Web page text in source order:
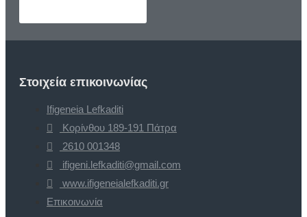
Στοιχεία επικοινωνίας
Ifigeneia Lefkaditi
Κορίνθου 189-191 Πάτρα
2610 001348
ifigeni.lefkaditi@gmail.com
www.ifigeneialefkaditi.gr
Επικοινωνία